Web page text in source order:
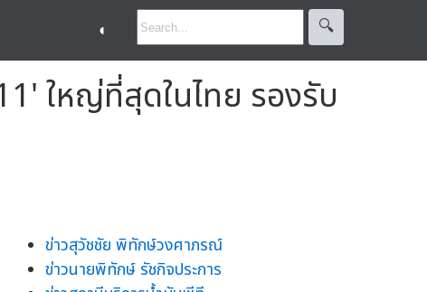
◐ 🔍︎
ใหญ่ที่สุดในไทย รองรับ
ข่าวสุวัชชัย พิทักษ์วงศาภรณ์
ข่าวนายพิทักษ์ รัชกิจประการ